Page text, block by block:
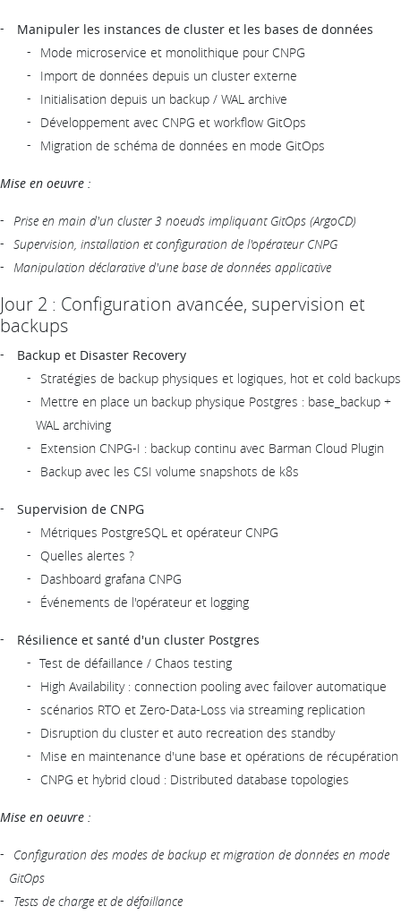
Manipuler les instances de cluster et les bases de données
Mode microservice et monolithique pour CNPG
Import de données depuis un cluster externe
Initialisation depuis un backup / WAL archive
Développement avec CNPG et workflow GitOps
Migration de schéma de données en mode GitOps
Mise en oeuvre :
Prise en main d'un cluster 3 noeuds impliquant GitOps (ArgoCD)
Supervision, installation et configuration de l'opérateur CNPG
Manipulation déclarative d'une base de données applicative
Jour 2 : Configuration avancée, supervision et
backups
Backup et Disaster Recovery
Stratégies de backup physiques et logiques, hot et cold backups
Mettre en place un backup physique Postgres : base_backup +
WAL archiving
Extension CNPG-I : backup continu avec Barman Cloud Plugin
Backup avec les CSI volume snapshots de k8s
Supervision de CNPG
Métriques PostgreSQL et opérateur CNPG
Quelles alertes ?
Dashboard grafana CNPG
Événements de l'opérateur et logging
Résilience et santé d'un cluster Postgres
Test de défaillance / Chaos testing
High Availability : connection pooling avec failover automatique
scénarios RTO et Zero-Data-Loss via streaming replication
Disruption du cluster et auto recreation des standby
Mise en maintenance d'une base et opérations de récupération
CNPG et hybrid cloud : Distributed database topologies
Mise en oeuvre :
Configuration des modes de backup et migration de données en mode
GitOps
Tests de charge et de défaillance